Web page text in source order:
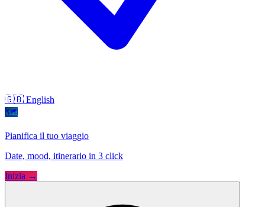
🇬🇧 English
🗺
Pianifica il tuo viaggio
Date, mood, itinerario in 3 click
Inizia →